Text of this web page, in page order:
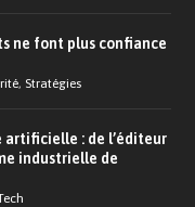
ne font plus confiance
, Stratégies
: de l’éditeur
industrielle de